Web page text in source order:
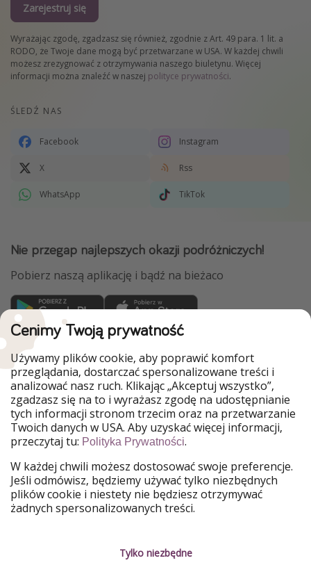
Zarejestruj się
Wyrażając zgodę, zgadzasz się również, zgodnie z Art. 49 para. 1 lit. a
RODO, że Twoje dane mogą być przetwarzane w USA. W każdej chwili
możesz zrezygnować z otrzymywania naszego biuletynu. Więcej
informacji można znaleźć w naszej polityce prywatności.
ŚLEDŹ NAS
Facebook Instagram
X Rss
WhatsApp TikTok
Nie przegap najlepszych okazji podróżniczych!
Pobierz naszą aplikację i bądź na bieżaco
WakacyjniPiraci są częścią Grupy HolidayPirates
Nasze rynki
PiratinViaggio
HolidayPirates
VakantiePiraten
VoyagesPirates
Ferienpiraten
Urlaubspiraten
Urlaubspiraten
ViajerosPiratas
TravelPirates
Nasza grupa
HolidayPirates Group
Poznaj nas! Informacje prawne
Cenimy Twoją prywatność
Używamy plików cookie, aby poprawić komfort
przeglądania, dostarczać spersonalizowane treści i
analizować nasz ruch. Klikając „Akceptuj wszystko”,
zgadzasz się na to i wyrażasz zgodę na udostępnianie
tych informacji stronom trzecim oraz na przetwarzanie
Twoich danych w USA. Aby uzyskać więcej informacji,
przeczytaj tu: Polityka Prywatności.
W każdej chwili możesz dostosować swoje preferencje.
Jeśli odmówisz, będziemy używać tylko niezbędnych
plików cookie i niestety nie będziesz otrzymywać
żadnych spersonalizowanych treści.
Tylko niezbędne